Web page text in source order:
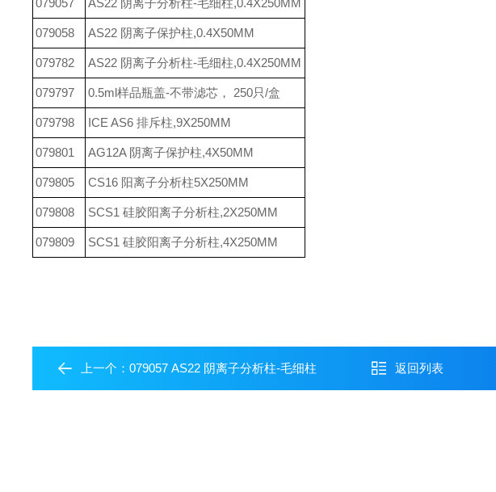
079057 AS22 阴离子分析柱-毛细柱,0.4X250MM
079058 AS22 阴离子保护柱,0.4X50MM
079782 AS22 阴离子分析柱-毛细柱,0.4X250MM
079797 0.5ml样品瓶盖-不带滤芯， 250只/盒
079798 ICE AS6 排斥柱,9X250MM
079801 AG12A 阴离子保护柱,4X50MM
079805 CS16 阳离子分析柱5X250MM
079808 SCS1 硅胶阳离子分析柱,2X250MM
079809 SCS1 硅胶阳离子分析柱,4X250MM
上一个：079057 AS22 阴离子分析柱-毛细柱 返回列表